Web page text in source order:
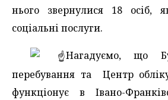
нього звернулися 18 осіб,
соціальні послуги.
Нагадуємо, що
перебування та Центр
функціонує в Івано-